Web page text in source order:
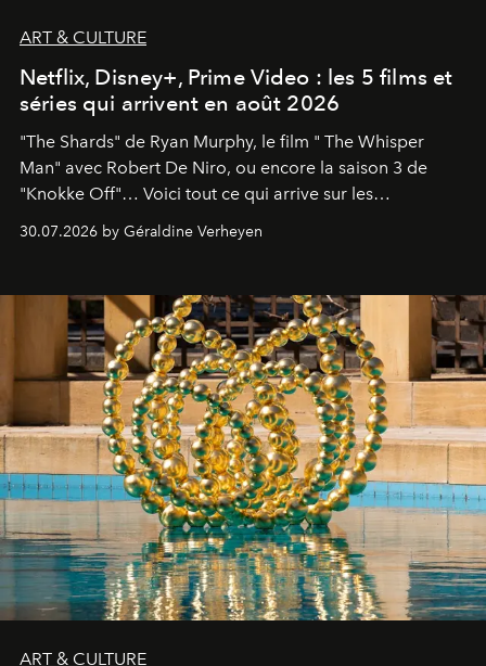
ART & CULTURE
Netflix, Disney+, Prime Video : les 5 films et
séries qui arrivent en août 2026
"The Shards" de Ryan Murphy, le film " The Whisper
Man" avec Robert De Niro, ou encore la saison 3 de
"Knokke Off"… Voici tout ce qui arrive sur les
plateformes de streaming en août 2026.
30.07.2026 by Géraldine Verheyen
ART & CULTURE